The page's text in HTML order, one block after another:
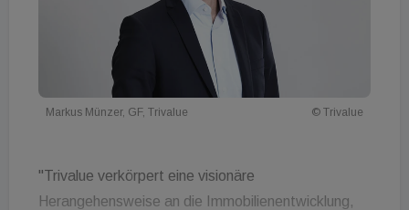
Markus Münzer, GF, Trivalue © Trivalue
"Trivalue verkörpert eine visionäre
Herangehensweise an die Immobilienentwicklung,